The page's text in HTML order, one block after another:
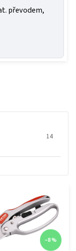
převodem,
14
–8 %